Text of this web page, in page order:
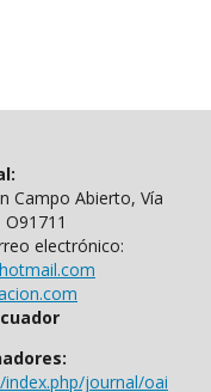
Campo Abierto, Vía
electrónico:
journal/oai